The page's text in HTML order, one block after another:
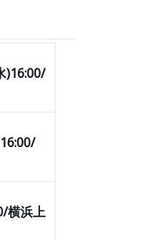
)16:00/
横浜上